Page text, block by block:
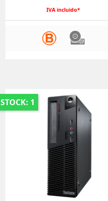
IVA incluido*
STOCK: 1